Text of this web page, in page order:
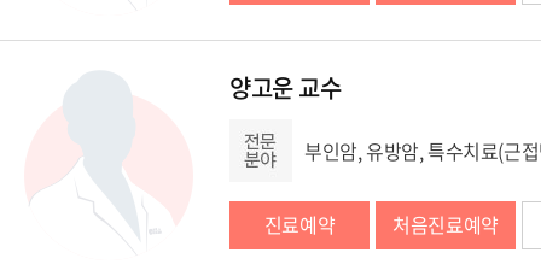
양고운 교수
부인암, 유방암, 특수치료(근
진료예약 처음진료예약